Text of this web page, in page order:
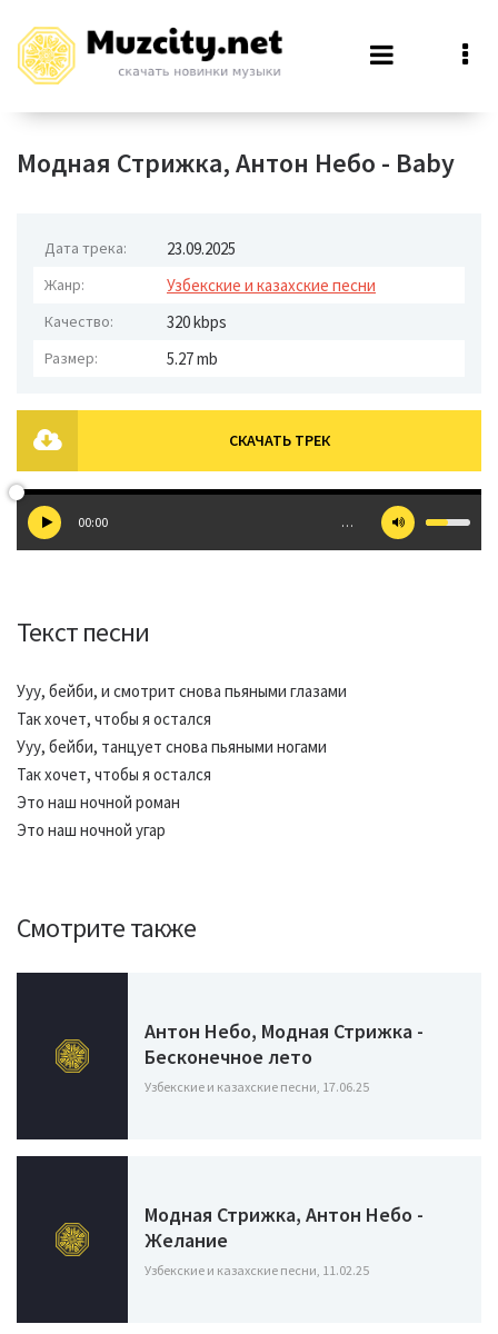
Модная Стрижка, Антон Небо - Baby
Дата трека: 23.09.2025
Жанр: Узбекские и казахские песни
Качество: 320 kbps
Размер: 5.27 mb
СКАЧАТЬ ТРЕК
00:00 …
Текст песни
Ууу, бейби, и смотрит снова пьяными глазами
Так хочет, чтобы я остался
Ууу, бейби, танцует снова пьяными ногами
Так хочет, чтобы я остался
Это наш ночной роман
Это наш ночной угар
Смотрите также
Антон Небо, Модная Стрижка -
Бесконечное лето
Узбекские и казахские песни, 17.06.25
Модная Стрижка, Антон Небо -
Желание
Узбекские и казахские песни, 11.02.25